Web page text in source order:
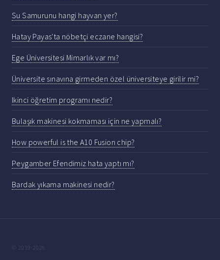
Su Samurunu hangi hayvan yer?
Hatay Payas'ta nöbetçi eczane hangisi?
Ege Üniversitesi Mimarlık var mı?
Üniversite sınavına girmeden özel üniversiteye girilir mi?
Ikinci öğretim programı nedir?
Bulaşık makinesi kokmaması için ne yapmalı?
How powerful is the A10 Fusion chip?
Peygamber Efendimiz hata yaptı mı?
Bardak yıkama makinesi nedir?
© 2019-2026.